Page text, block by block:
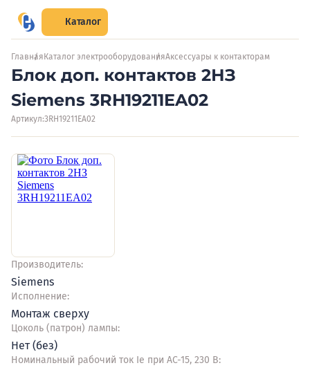
Каталог
Главная Каталог электрооборудованияАксессуары к контакторам
Блок доп. контактов 2НЗ
Siemens 3RH19211EA02
Артикул:3RH19211EA02
Производитель:
Siemens
Исполнение:
Монтаж сверху
Цоколь (патрон) лампы:
Нет (без)
Номинальный рабочий ток Ie при AC-15, 230 В: